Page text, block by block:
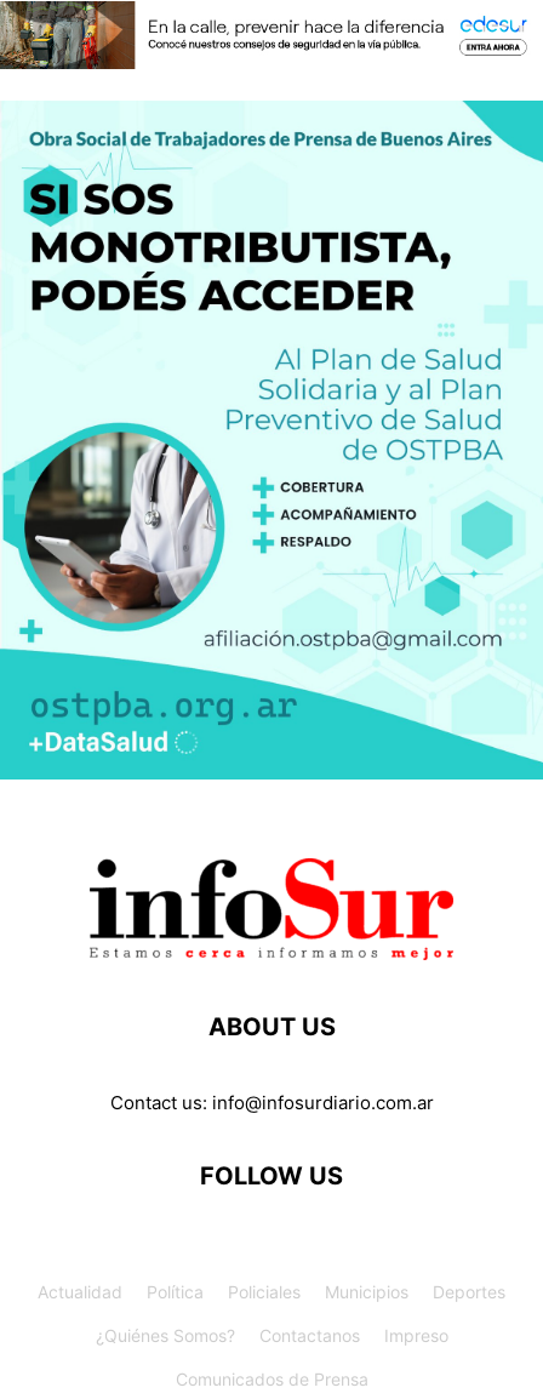
ABOUT US
Contact us: info@infosurdiario.com.ar
FOLLOW US
Actualidad Política Policiales Municipios Deportes
¿Quiénes Somos? Contactanos Impreso
Comunicados de Prensa